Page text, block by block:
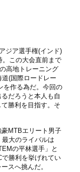
ジア選手権(インド)
。この大会直前まで
高地トレーニング
(国際ロードレー
を作る為だ。今回の
だろうと本人も自
勝利を目指す。そ
MTBエリート男子
大のライバルは
の平林選手」と
勝利を挙げれてい
スへ挑んだ。